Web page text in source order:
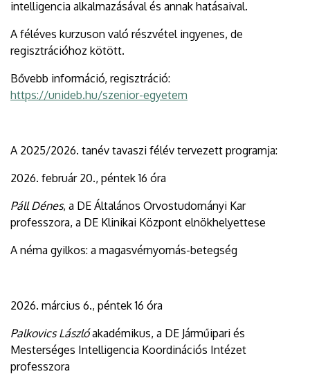
intelligencia alkalmazásával és annak hatásaival.
A féléves kurzuson való részvétel ingyenes, de
regisztrációhoz kötött.
Bővebb információ, regisztráció:
https://unideb.hu/szenior-egyetem
A 2025/2026. tanév tavaszi félév tervezett programja:
2026. február 20., péntek 16 óra
Páll Dénes, a DE Általános Orvostudományi Kar
professzora, a DE Klinikai Központ elnökhelyettese
A néma gyilkos: a magasvérnyomás-betegség
2026. március 6., péntek 16 óra
Palkovics Lászlóakadémikus, a DE Járműipari és
Mesterséges Intelligencia Koordinációs Intézet
professzora